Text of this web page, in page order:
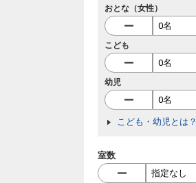
おとな（女性）
こども
幼児
こども・幼児とは？
室数